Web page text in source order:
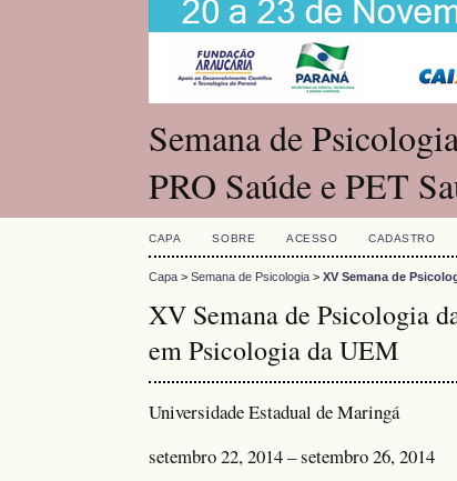
Semana de
PRO Saúde e PET
CAPA SOBRE ACESSO CADASTRO
Capa >Semana de Psicologia >XV Semana de
XV Semana de Psicologia
em Psicologia da UEM
Universidade Estadual de Maringá
setembro 22, 2014 – setembro 26, 2014